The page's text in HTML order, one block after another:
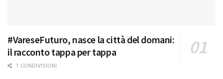
#VareseFuturo, nasce la città del domani:
il racconto tappa per tappa
1 CONDIVISIONI